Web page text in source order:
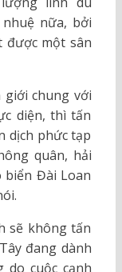
nữa, bởi
được một sân
chung với
diện, thì tấn
dịch phức tạp
quân, hải
biển Đài Loan
sẽ không tấn
đang dành
do cuộc cạnh